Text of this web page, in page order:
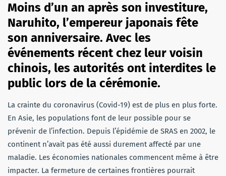
Moins d’un an après son investiture,
Naruhito, l’empereur japonais fête
son anniversaire. Avec les
événements récent chez leur voisin
chinois, les autorités ont interdites le
public lors de la cérémonie.
La crainte du coronavirus (Covid-19) est de plus en plus forte.
En Asie, les populations font de leur possible pour se
prévenir de l’infection. Depuis l’épidémie de SRAS en 2002, le
continent n’avait pas été aussi durement affecté par une
maladie. Les économies nationales commencent même à être
impacter. La fermeture de certaines frontières pourrait